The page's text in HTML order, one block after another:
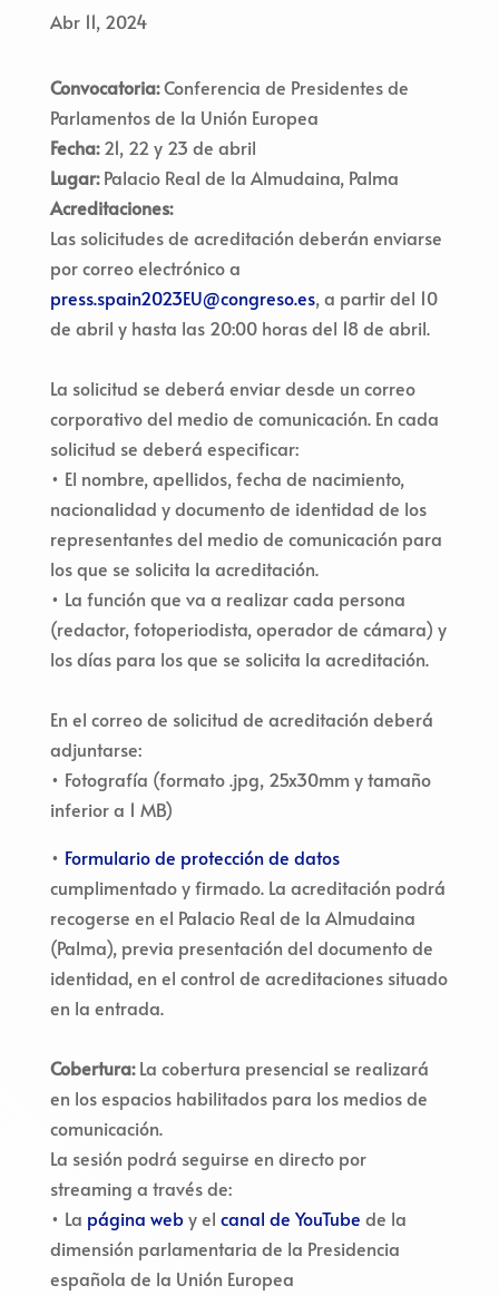
Abr 11, 2024
Convocatoria:Conferencia de Presidentes de
Parlamentos de la Unión Europea
Fecha:21, 22 y 23 de abril
Lugar:Palacio Real de la Almudaina, Palma
Acreditaciones:
Las solicitudes de acreditación deberán enviarse
por correo electrónico a
press.spain2023EU@congreso.es, a partir del 10
de abril y hasta las 20:00 horas del 18 de abril.
La solicitud se deberá enviar desde un correo
corporativo del medio de comunicación. En cada
solicitud se deberá especificar:
• El nombre, apellidos, fecha de nacimiento,
nacionalidad y documento de identidad de los
representantes del medio de comunicación para
los que se solicita la acreditación.
• La función que va a realizar cada persona
(redactor, fotoperiodista, operador de cámara) y
los días para los que se solicita la acreditación.
En el correo de solicitud de acreditación deberá
adjuntarse:
• Fotografía (formato .jpg, 25x30mm y tamaño
inferior a 1 MB)
• Formulario de protección de datos
cumplimentado y firmado. La acreditación podrá
recogerse en el Palacio Real de la Almudaina
(Palma), previa presentación del documento de
identidad, en el control de acreditaciones situado
en la entrada.
Cobertura:La cobertura presencial se realizará
en los espacios habilitados para los medios de
comunicación.
La sesión podrá seguirse en directo por
streaming a través de:
• La página weby el canal de YouTube de la
dimensión parlamentaria de la Presidencia
española de la Unión Europea